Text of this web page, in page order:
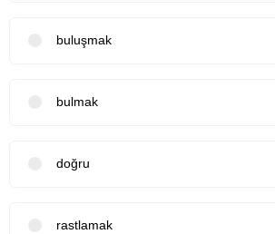
buluşmak
bulmak
doğru
rastlamak